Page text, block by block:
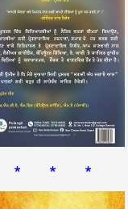
* * *